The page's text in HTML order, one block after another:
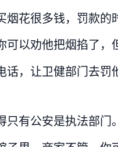
烟花很多钱，罚款的
可以劝他把烟掐了，
话，让卫健部门去
只有公安是执法部门。